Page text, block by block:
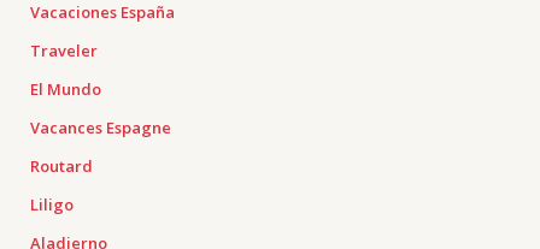
Vacaciones España
Traveler
El Mundo
Vacances Espagne
Routard
Liligo
Aladierno